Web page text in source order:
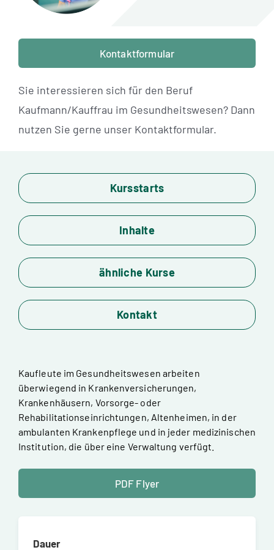
Standorte
Jobs
Kontaktformular
Sie interessieren sich für den Beruf
Kaufmann/Kauffrau im Gesundheitswesen? Dann
nutzen Sie gerne unser Kontaktformular.
Kursstarts
Inhalte
ähnliche Kurse
Kontakt
Kaufleute im Gesundheitswesen arbeiten
überwiegend in Krankenversicherungen,
Krankenhäusern, Vorsorge- oder
Rehabilitationseinrichtungen, Altenheimen, in der
ambulanten Krankenpflege und in jeder medizinischen
Institution, die über eine Verwaltung verfügt.
PDF Flyer
Dauer